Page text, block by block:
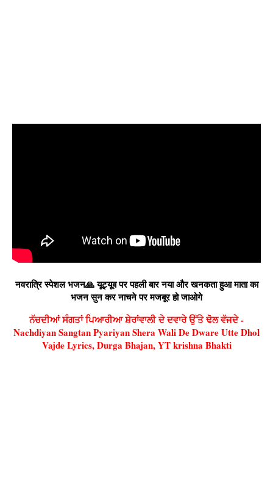
नवरात्रि स्पेशल भजन🙏 यूट्यूब पर पहली बार नया और खनकता हुआ माता का
भजन सुन कर नाचने पर मजबूर हो जाओगे
ਨੱਚਦੀਆਂ ਸੰਗਤਾਂ ਪਿਆਰੀਆ ਸ਼ੇਰਾਂਵਾਲੀ ਦੇ ਦਵਾਰੇ ਉੱਤੇ ਢੋਲ ਵੱਜਦੇ -
Nachdiyan Sangtan Pyariyan Shera Wali De Dware Utte Dhol
Vajde Lyrics, Durga Bhajan, YT krishna Bhakti